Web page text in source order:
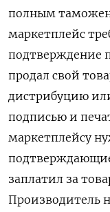
полным
маркетплейс
подтверждение
продал свой
дистрибуцию
подписью и
маркетплейсу
заплатил за
Производитель